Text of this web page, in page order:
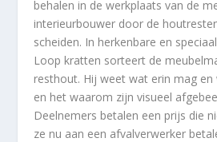
behalen in de werkplaats van de
interieurbouwer door de
scheiden. In herkenbare en
Loop kratten sorteert de
resthout. Hij weet wat erin mag
en het waarom zijn visueel
Deelnemers betalen een prijs die
ze nu aan een afvalverwerker